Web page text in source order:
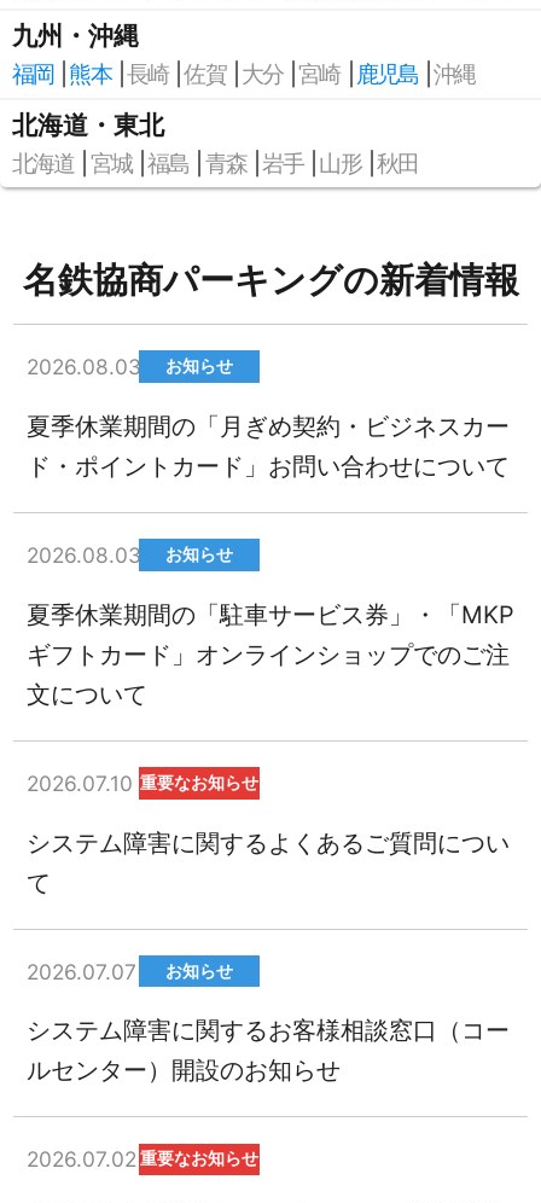
九州・沖縄
福岡 熊本 長崎 佐賀 大分 宮崎 鹿児島 沖縄
北海道・東北
北海道 宮城 福島 青森 岩手 山形 秋田
名鉄協商パーキングの新着情報
2026.08.03 お知らせ
夏季休業期間の「月ぎめ契約・ビジネスカー
ド・ポイントカード」お問い合わせについて
2026.08.03 お知らせ
夏季休業期間の「駐車サービス券」・「MKP
ギフトカード」オンラインショップでのご注
文について
2026.07.10 重要なお知らせ
システム障害に関するよくあるご質問につい
て
2026.07.07 お知らせ
システム障害に関するお客様相談窓口（コー
ルセンター）開設のお知らせ
2026.07.02 重要なお知らせ